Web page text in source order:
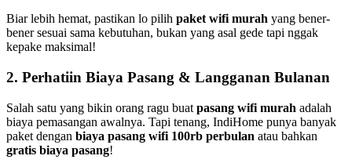
Biar lebih hemat, pastikan lo pilih paket wifi murah yang bener-
bener sesuai sama kebutuhan, bukan yang asal gede tapi nggak
kepake maksimal!
2. Perhatiin Biaya Pasang & Langganan Bulanan
Salah satu yang bikin orang ragu buat pasang wifi murah adalah
biaya pemasangan awalnya. Tapi tenang, IndiHome punya banyak
paket dengan biaya pasang wifi 100rb perbulan atau bahkan
gratis biaya pasang!